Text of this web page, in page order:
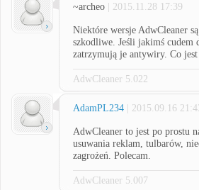
~archeo | 2015.11.28 17:39
Niektóre wersje AdwCleaner
szkodliwe. Jeśli jakimś cudem
zatrzymują je antywiry. Co jest
AdwCleaner 5.022
AdamPL234 | 2015.09.16
AdwCleaner to jest po prostu
usuwania reklam, tulbarów,
zagrożeń. Polecam.
AdwCleaner 5.007